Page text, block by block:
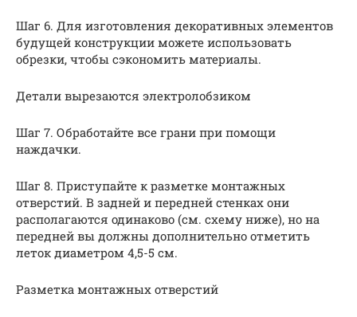
Шаг 6. Для изготовления декоративных элементов
будущей конструкции можете использовать
обрезки, чтобы сэкономить материалы.
Детали вырезаются электролобзиком
Шаг 7. Обработайте все грани при помощи
наждачки.
Шаг 8. Приступайте к разметке монтажных
отверстий. В задней и передней стенках они
располагаются одинаково (см. схему ниже), но на
передней вы должны дополнительно отметить
леток диаметром 4,5-5 см.
Разметка монтажных отверстий